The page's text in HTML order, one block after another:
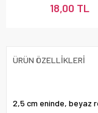
18,00 TL
ÜRÜN ÖZELLIKLERI
2,5 cm eninde, beyaz